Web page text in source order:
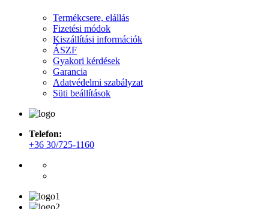
Termékcsere, elállás
Fizetési módok
Kiszállítási információk
ÁSZF
Gyakori kérdések
Garancia
Adatvédelmi szabályzat
Süti beállítások
Telefon:
+36 30/725-1160